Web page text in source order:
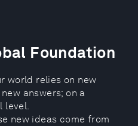
Foundation
world relies on new
answers; on a
level.
new ideas come from